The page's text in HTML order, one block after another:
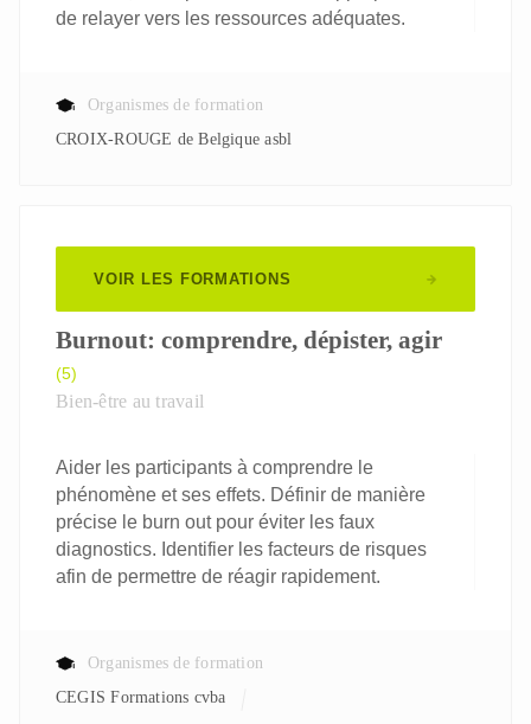
de relayer vers les ressources adéquates.
Organismes de formation
CROIX-ROUGE de Belgique asbl
VOIR LES FORMATIONS
Burnout: comprendre, dépister, agir
(5)
Bien-être au travail
Aider les participants à comprendre le
phénomène et ses effets. Définir de manière
précise le burn out pour éviter les faux
diagnostics. Identifier les facteurs de risques
afin de permettre de réagir rapidement.
Organismes de formation
CEGIS Formations cvba